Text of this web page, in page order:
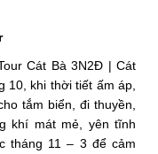
Cát Bà 3N2Đ | Cát
10, khi thời tiết ấm áp,
tắm biển, đi thuyền,
khí mát mẻ, yên tĩnh
tháng 11 – 3 để cảm